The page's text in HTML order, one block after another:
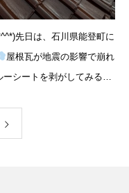
先日は、石川県能登町に
屋根瓦が地震の影響で崩れ
シートを剥がしてみると